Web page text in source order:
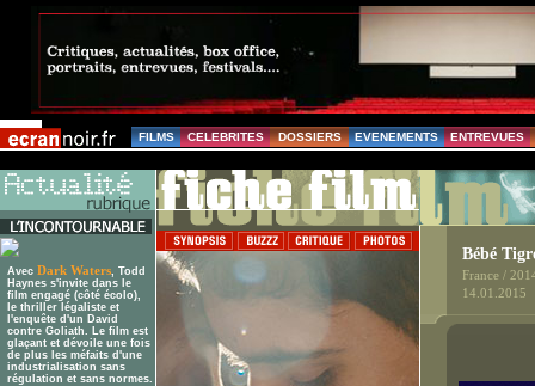
FILMS CELEBRITES DOSSIERS EVENEMENTS ENTREVUES
Avec Dark Waters, Todd
Haynes s'invite dans le
film engagé (côté écolo),
le thriller légaliste et
l'enquête d'un David
contre Goliath. Le film est
glaçant et dévoile une fois
de plus les méfaits d'une
industrialisation sans
régulation et sans normes.
Bébé
France /
14.01.2015